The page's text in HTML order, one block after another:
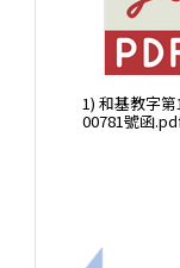
1) 和基教字
00781號函